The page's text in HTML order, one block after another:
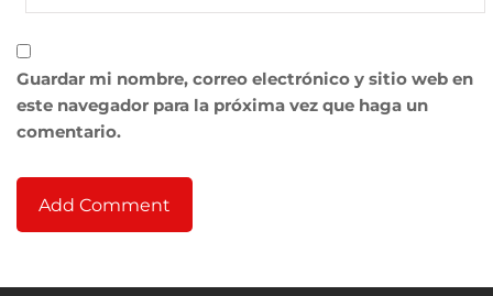
Guardar mi nombre, correo electrónico y sitio web en
este navegador para la próxima vez que haga un
comentario.